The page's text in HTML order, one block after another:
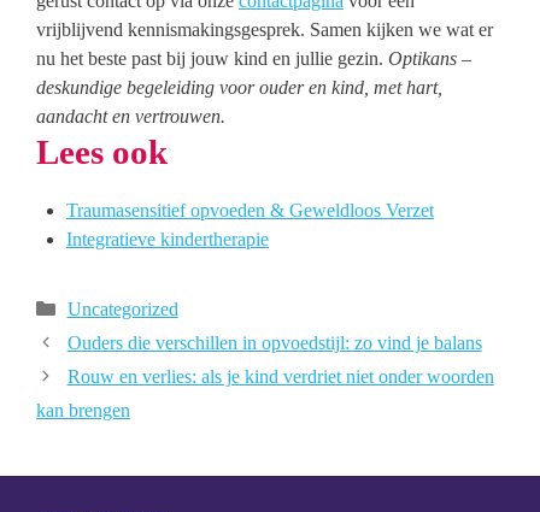
vrijblijvend kennismakingsgesprek. Samen kijken we wat er
nu het beste past bij jouw kind en jullie gezin. Optikans –
deskundige begeleiding voor ouder en kind, met hart,
aandacht en vertrouwen.
Lees ook
Traumasensitief opvoeden & Geweldloos Verzet
Integratieve kindertherapie
Categorieën
Uncategorized
Ouders die verschillen in opvoedstijl: zo vind je balans
Rouw en verlies: als je kind verdriet niet onder woorden
kan brengen